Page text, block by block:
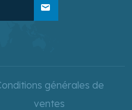
mail
générales de
ventes